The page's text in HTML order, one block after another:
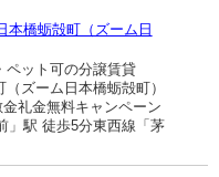
本橋蛎殻町（ズーム日
ット可の分譲賃貸
ズーム日本橋蛎殻町）
礼金無料キャンペーン
」駅 徒歩5分東西線「茅